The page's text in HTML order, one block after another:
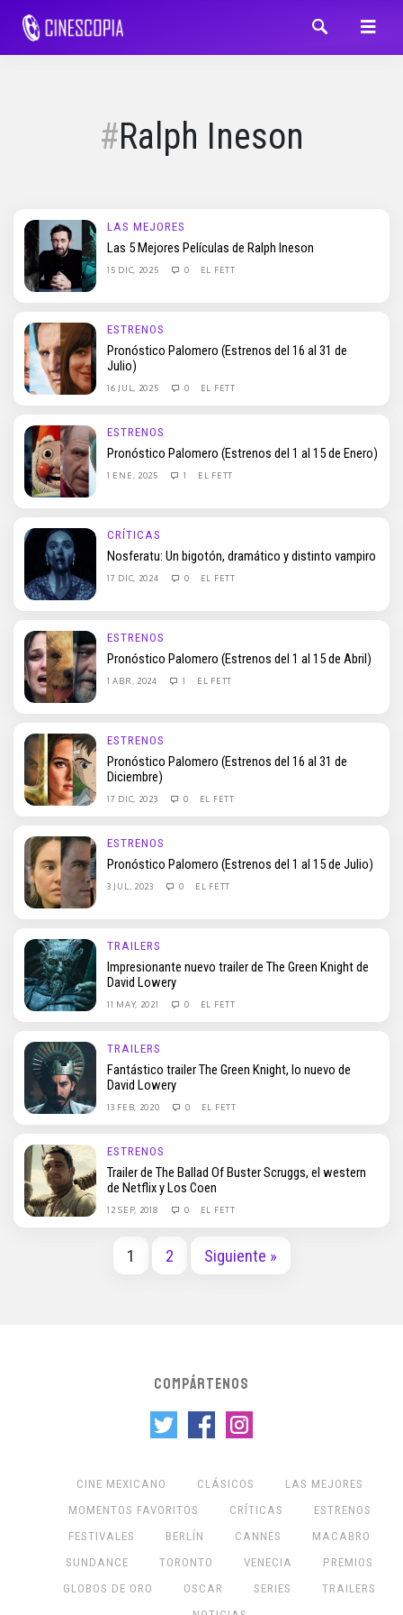
Ralph Ineson
LAS MEJORES
Las 5 Mejores Películas de Ralph Ineson
15 DIC, 2025 0 EL FETT
ESTRENOS
Pronóstico Palomero (Estrenos del 16 al 31 de
Julio)
16 JUL, 2025 0 EL FETT
ESTRENOS
Pronóstico Palomero (Estrenos del 1 al 15 de Enero)
1 ENE, 2025 1 EL FETT
CRÍTICAS
Nosferatu: Un bigotón, dramático y distinto vampiro
17 DIC, 2024 0 EL FETT
ESTRENOS
Pronóstico Palomero (Estrenos del 1 al 15 de Abril)
1 ABR, 2024 1 EL FETT
ESTRENOS
Pronóstico Palomero (Estrenos del 16 al 31 de
Diciembre)
17 DIC, 2023 0 EL FETT
ESTRENOS
Pronóstico Palomero (Estrenos del 1 al 15 de Julio)
3 JUL, 2023 0 EL FETT
TRAILERS
Impresionante nuevo trailer de The Green Knight de
David Lowery
11 MAY, 2021 0 EL FETT
TRAILERS
Fantástico trailer The Green Knight, lo nuevo de
David Lowery
13 FEB, 2020 0 EL FETT
ESTRENOS
Trailer de The Ballad Of Buster Scruggs, el western
de Netflix y Los Coen
12 SEP, 2018 0 EL FETT
1 2 Siguiente »
COMPÁRTENOS
CINE MEXICANO CLÁSICOS
LAS MEJORES
MOMENTOS FAVORITOS
CRÍTICAS
ESTRENOS
FESTIVALES
BERLÍN CANNES
MACABRO
SUNDANCE
TORONTO VENECIA
PREMIOS
GLOBOS DE ORO
OSCAR SERIES
TRAILERS